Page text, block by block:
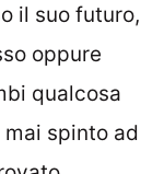
il suo futuro,
oppure
qualcosa
mai spinto ad